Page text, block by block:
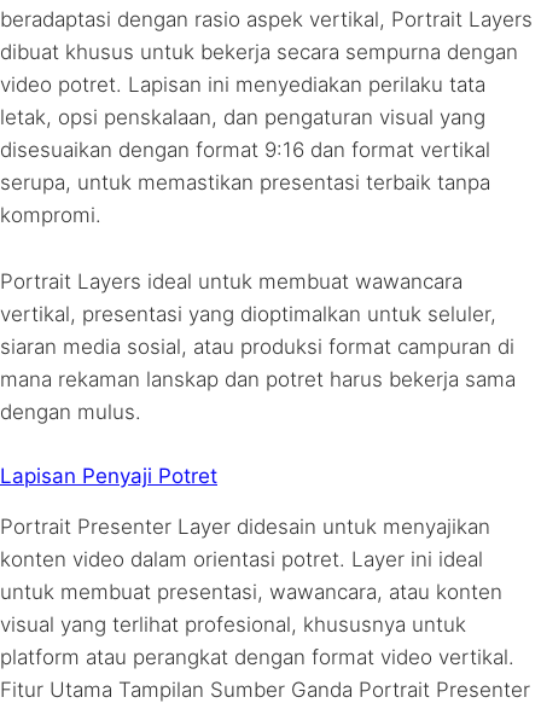
beradaptasi dengan rasio aspek vertikal, Portrait Layers
dibuat khusus untuk bekerja secara sempurna dengan
video potret. Lapisan ini menyediakan perilaku tata
letak, opsi penskalaan, dan pengaturan visual yang
disesuaikan dengan format 9:16 dan format vertikal
serupa, untuk memastikan presentasi terbaik tanpa
kompromi.
Portrait Layers ideal untuk membuat wawancara
vertikal, presentasi yang dioptimalkan untuk seluler,
siaran media sosial, atau produksi format campuran di
mana rekaman lanskap dan potret harus bekerja sama
dengan mulus.
Lapisan Penyaji Potret
Portrait Presenter Layer didesain untuk menyajikan
konten video dalam orientasi potret. Layer ini ideal
untuk membuat presentasi, wawancara, atau konten
visual yang terlihat profesional, khususnya untuk
platform atau perangkat dengan format video vertikal.
Fitur Utama Tampilan Sumber Ganda Portrait Presenter